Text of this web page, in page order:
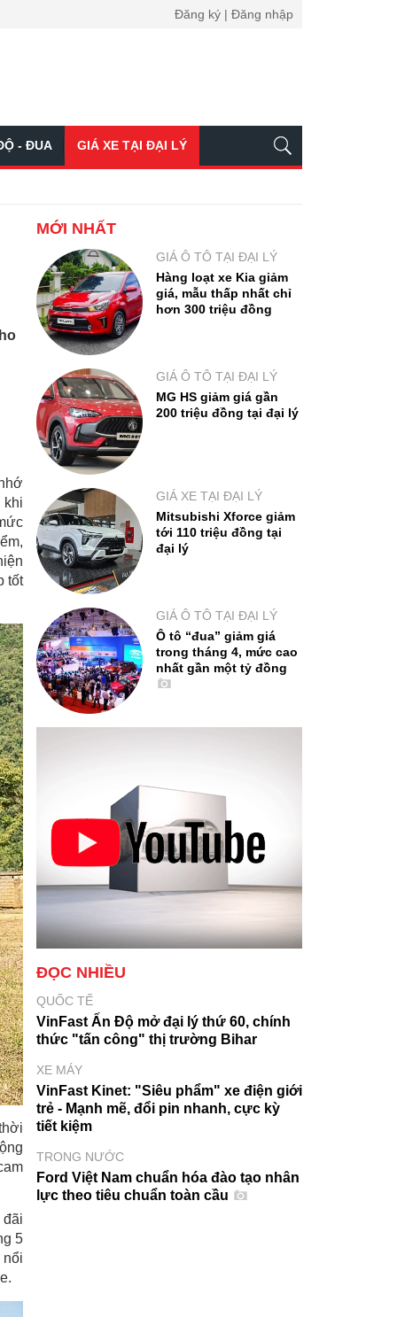
Đăng ký | Đăng nhập
- ĐUA GIÁ XE TẠI ĐẠI LÝ
khi
tốt
đãi
5
nổi
MỚI NHẤT
GIÁ Ô TÔ TẠI ĐẠI LÝ
Hàng loạt xe Kia giảm
giá, mẫu thấp nhất chỉ
hơn 300 triệu đồng
GIÁ Ô TÔ TẠI ĐẠI LÝ
MG HS giảm giá gần
200 triệu đồng tại đại lý
GIÁ XE TẠI ĐẠI LÝ
Mitsubishi Xforce giảm
tới 110 triệu đồng tại
đại lý
GIÁ Ô TÔ TẠI ĐẠI LÝ
Ô tô “đua” giảm giá
trong tháng 4, mức cao
nhất gần một tỷ đồng
ĐỌC NHIỀU
QUỐC TẾ
VinFast Ấn Độ mở đại lý thứ 60, chính
thức "tấn công" thị trường Bihar
XE MÁY
VinFast Kinet: "Siêu phẩm" xe điện giới
trẻ - Mạnh mẽ, đổi pin nhanh, cực kỳ
tiết kiệm
TRONG NƯỚC
Ford Việt Nam chuẩn hóa đào tạo nhân
lực theo tiêu chuẩn toàn cầu